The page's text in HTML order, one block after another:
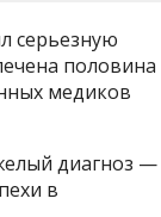
серьезную
половина
медиков
диагноз —
в